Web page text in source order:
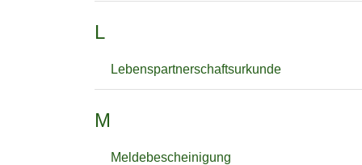
L
Lebenspartnerschaftsurkunde
M
Meldebescheinigung